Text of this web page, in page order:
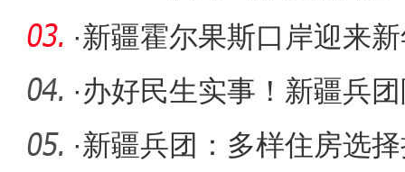
晚会》分会
·新疆霍尔果斯口岸迎来
·办好民生实事！新疆兵
万人喝上
·新疆兵团：多样住房选